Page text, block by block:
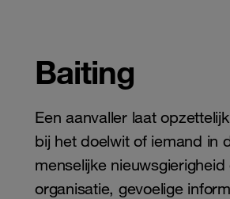
Baiting
Een aanvaller laat
bij het doelwit of iemand in
menselijke
organisatie, gevoelige